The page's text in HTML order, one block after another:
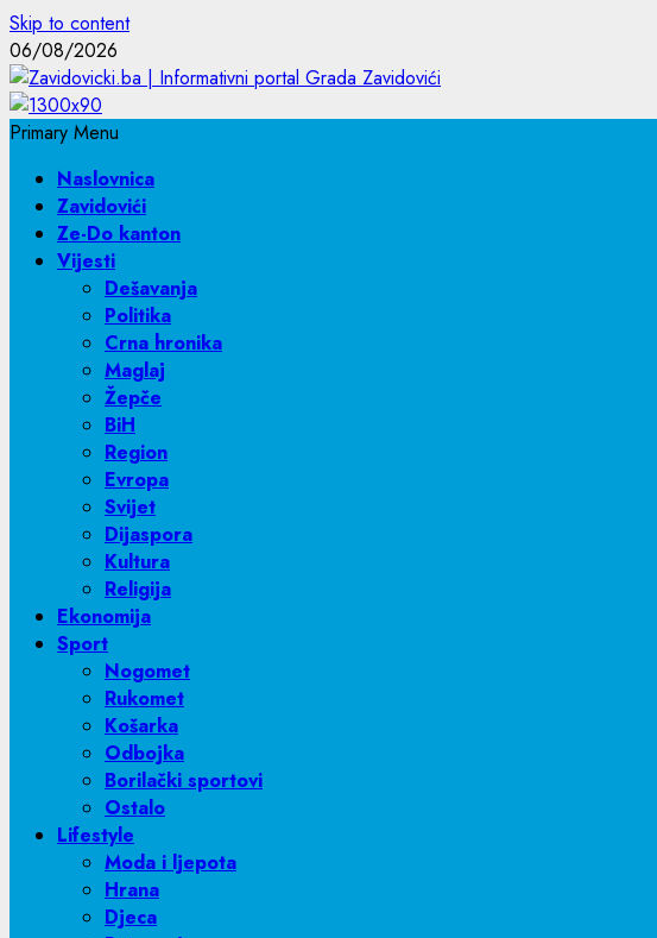
Skip to content
06/08/2026
Primary Menu
Naslovnica
Zavidovići
Ze-Do kanton
Vijesti
Dešavanja
Politika
Crna hronika
Maglaj
Žepče
BiH
Region
Evropa
Svijet
Dijaspora
Kultura
Religija
Ekonomija
Sport
Nogomet
Rukomet
Košarka
Odbojka
Borilački sportovi
Ostalo
Lifestyle
Moda i ljepota
Hrana
Djeca